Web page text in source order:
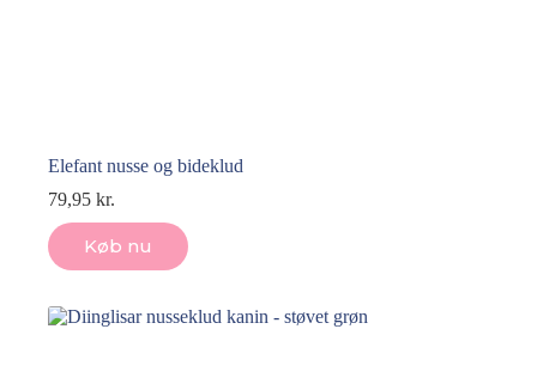
Elefant nusse og bideklud
79,95 kr.
Køb nu